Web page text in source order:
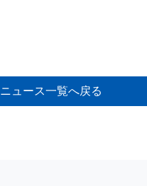
ニュース一覧へ戻る